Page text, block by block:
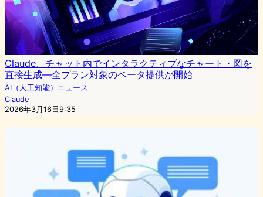
Claude、チャット内でインタラクティブなチャート・図を
直接生成—全プラン対象のベータ提供が開始
AI（人工知能）ニュース
Claude
2026年3月16日9:35